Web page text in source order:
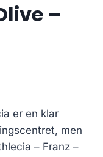
–
er en klar
men
– Franz –